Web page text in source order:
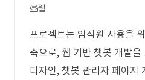
웹
프로젝트는 임직원 사용을
축으로, 웹 기반 챗봇 개발
디자인, 챗봇 관리자 페이지